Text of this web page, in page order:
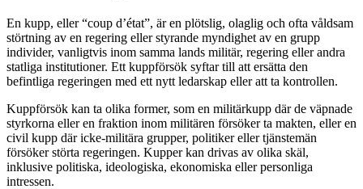
En kupp, eller “coup d’état”, är en plötslig, olaglig och ofta våldsam
störtning av en regering eller styrande myndighet av en grupp
individer, vanligtvis inom samma lands militär, regering eller andra
statliga institutioner. Ett kuppförsök syftar till att ersätta den
befintliga regeringen med ett nytt ledarskap eller att ta kontrollen.
Kuppförsök kan ta olika former, som en militärkupp där de väpnade
styrkorna eller en fraktion inom militären försöker ta makten, eller en
civil kupp där icke-militära grupper, politiker eller tjänstemän
försöker störta regeringen. Kupper kan drivas av olika skäl,
inklusive politiska, ideologiska, ekonomiska eller personliga
intressen.